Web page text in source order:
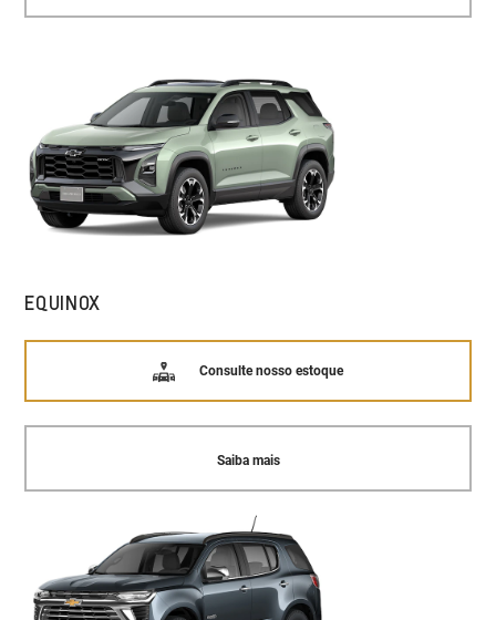
EQUINOX
Consulte nosso estoque
Saiba mais